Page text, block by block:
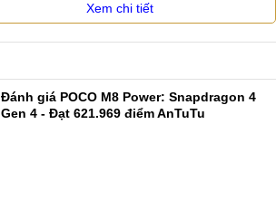
Xem chi tiết
Đánh giá POCO M8 Power: Snapdragon 4
Gen 4 - Đạt 621.969 điểm AnTuTu